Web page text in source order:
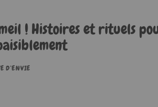
! Histoires et rituels
D’ENVIE